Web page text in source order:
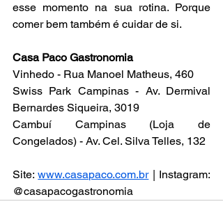
esse momento na sua rotina. Porque
comer bem também é cuidar de si.
Casa Paco Gastronomia
Vinhedo - Rua Manoel Matheus, 460
Swiss Park Campinas - Av. Dermival
Bernardes Siqueira, 3019
Cambuí Campinas (Loja de
Congelados) - Av. Cel. Silva Telles, 132
Site: www.casapaco.com.br | Instagram:
@casapacogastronomia